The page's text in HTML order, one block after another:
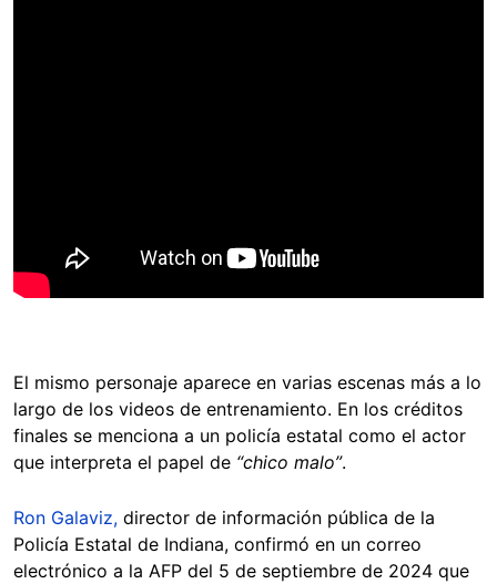
El mismo personaje aparece en varias escenas más a lo
largo de los videos de entrenamiento. En los créditos
finales se menciona a un policía estatal como el actor
que interpreta el papel de “chico malo”.
Ron Galaviz, director de información pública de la
Policía Estatal de Indiana, confirmó en un correo
electrónico a la AFP del 5 de septiembre de 2024 que